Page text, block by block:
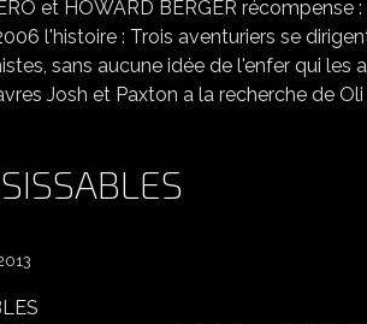
et HOWARD BERGER
l'histoire : Trois aventuriers se
sans aucune idée de l'enfer qui
Josh et Paxton a la recherche de Oli